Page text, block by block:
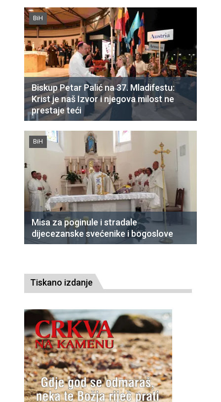
BiH
Biskup Petar Palić na 37. Mladifestu:
Krist je naš Izvor i njegova milost ne
prestaje teći
BiH
Misa za poginule i stradale
dijecezanske svećenike i bogoslove
Tiskano izdanje